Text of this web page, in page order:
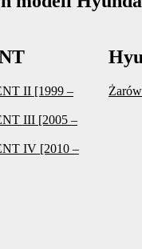
II [1999 –
III [2005 –
IV [2010 –